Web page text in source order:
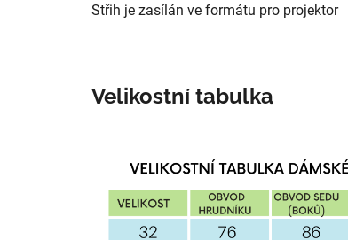
Střih je zasílán ve formátu pro projektor
Velikostní tabulka